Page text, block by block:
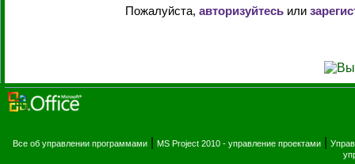
Пожалуйста, авторизуйтесьили
Все об управлении программами MS Project 2010 - управление проектами